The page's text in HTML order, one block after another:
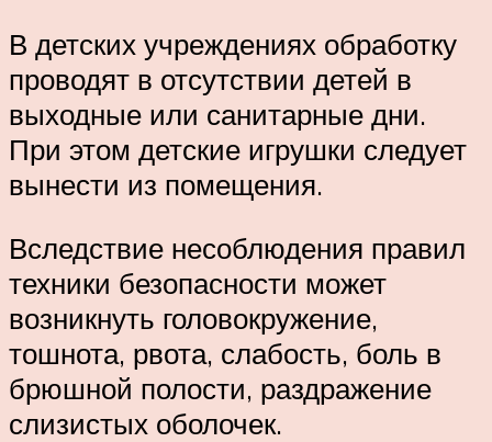
В детских учреждениях обработку
проводят в отсутствии детей в
выходные или санитарные дни.
При этом детские игрушки следует
вынести из помещения.
Вследствие несоблюдения правил
техники безопасности может
возникнуть головокружение,
тошнота, рвота, слабость, боль в
брюшной полости, раздражение
слизистых оболочек.